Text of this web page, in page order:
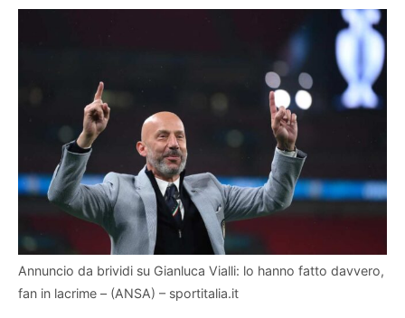
Annuncio da brividi su Gianluca Vialli: lo hanno fatto davvero,
fan in lacrime – (ANSA) – sportitalia.it